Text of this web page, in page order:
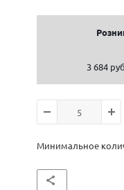
3 684
Минимальное